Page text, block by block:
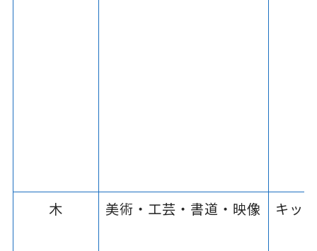
木 美術・工芸・書道・映像 キッ